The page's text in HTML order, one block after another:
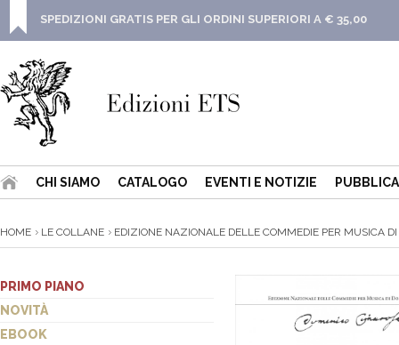
SPEDIZIONI GRATIS PER GLI ORDINI SUPERIORI A € 35,00
CHI SIAMO CATALOGO EVENTI E NOTIZIE
HOME LE COLLANE EDIZIONE NAZIONALE DELLE COMMEDIE PER MUSICA
PRIMO PIANO
NOVITÀ
EBOOK